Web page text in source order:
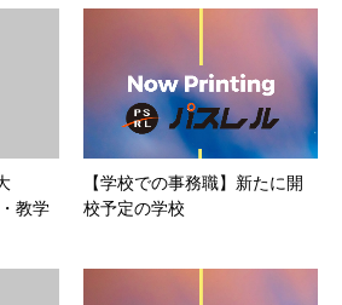
教学
【学校での事務職】新たに開
校予定の学校